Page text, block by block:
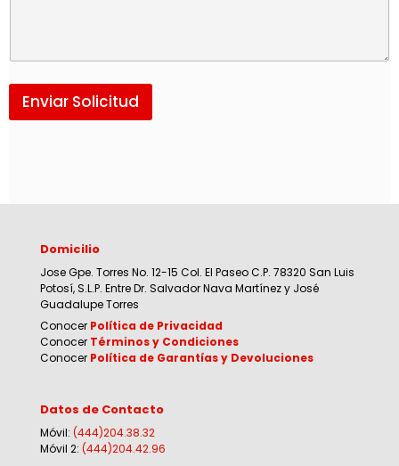
Enviar Solicitud
Domicilio
Jose Gpe. Torres No. 12-15 Col. El Paseo C.P. 78320 San Luis
Potosí, S.L.P. Entre Dr. Salvador Nava Martínez y José
Guadalupe Torres
Conocer Política de Privacidad
Conocer Términos y Condiciones
Conocer Política de Garantías y Devoluciones
Datos de Contacto
Móvil: (444)204.38.32
Móvil 2: (444)204.42.96